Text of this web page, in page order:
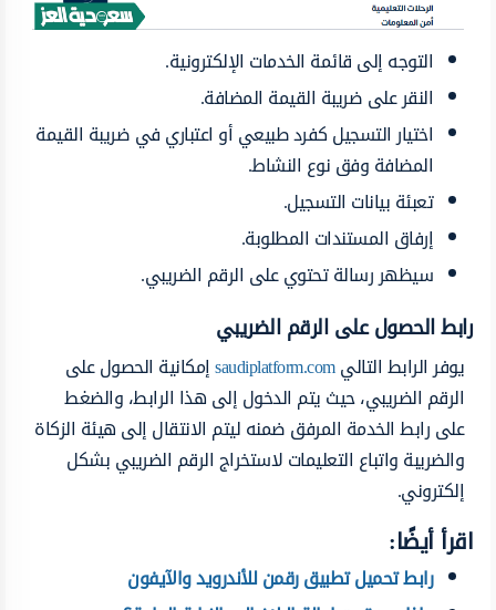
التوجه إلى قائمة الخدمات الإلكترونية.
النقر على ضريبة القيمة المضافة.
اختيار التسجيل كفرد طبيعي أو اعتباري في ضريبة القيمة
المضافة وفق نوع النشاط.
تعبئة بيانات التسجيل.
إرفاق المستندات المطلوبة.
سيظهر رسالة تحتوي على الرقم الضريبي.
رابط الحصول على الرقم الضريبي
يوفر الرابط التاليsaudiplatform.comإمكانية الحصول على
الرقم الضريبي، حيث يتم الدخول إلى هذا الرابط، والضغط
على رابط الخدمة المرفق ضمنه ليتم الانتقال إلى هيئة الزكاة
والضريبة واتباع التعليمات لاستخراج الرقم الضريبي بشكل
إلكتروني.
اقرأ أيضًا:
رابط تحميل تطبيق رقمن للأندرويد والآيفون